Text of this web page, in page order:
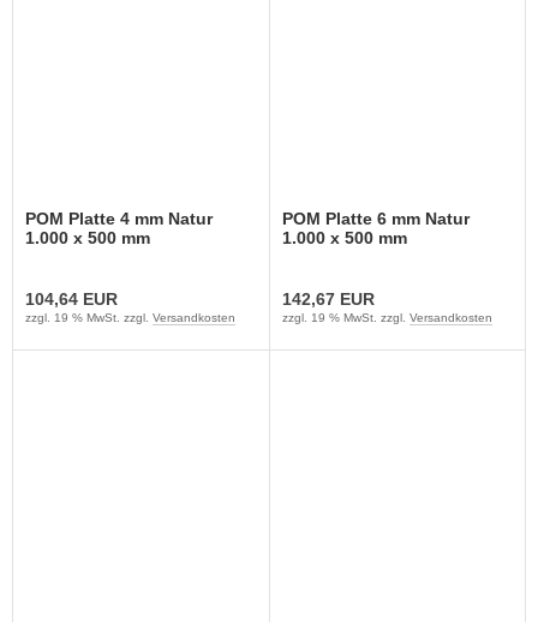
POM Platte 4 mm Natur
1.000 x 500 mm
104,64 EUR
zzgl. 19 % MwSt. zzgl. Versandkosten
POM Platte 6 mm Natur
1.000 x 500 mm
142,67 EUR
zzgl. 19 % MwSt. zzgl. Versandkosten